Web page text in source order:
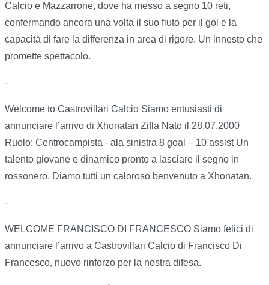
Calcio e Mazzarrone, dove ha messo a segno 10 reti,
confermando ancora una volta il suo fiuto per il gol e la
capacità di fare la differenza in area di rigore. Un innesto che
promette spettacolo.
-
Welcome to Castrovillari Calcio Siamo entusiasti di
annunciare l’arrivo di Xhonatan Zifla Nato il 28.07.2000
Ruolo: Centrocampista - ala sinistra 8 goal – 10 assist Un
talento giovane e dinamico pronto a lasciare il segno in
rossonero. Diamo tutti un caloroso benvenuto a Xhonatan.
-
WELCOME FRANCISCO DI FRANCESCO Siamo felici di
annunciare l’arrivo a Castrovillari Calcio di Francisco Di
Francesco, nuovo rinforzo per la nostra difesa.